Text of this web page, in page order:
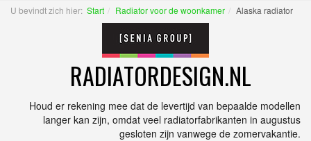
U bevindt zich hier: Start Radiator voor de woonkamer Alaska radiator
RADIATORDESIGN.NL
Houd er rekening mee dat de levertijd van bepaalde modellen
langer kan zijn, omdat veel radiatorfabrikanten in augustus
gesloten zijn vanwege de zomervakantie.